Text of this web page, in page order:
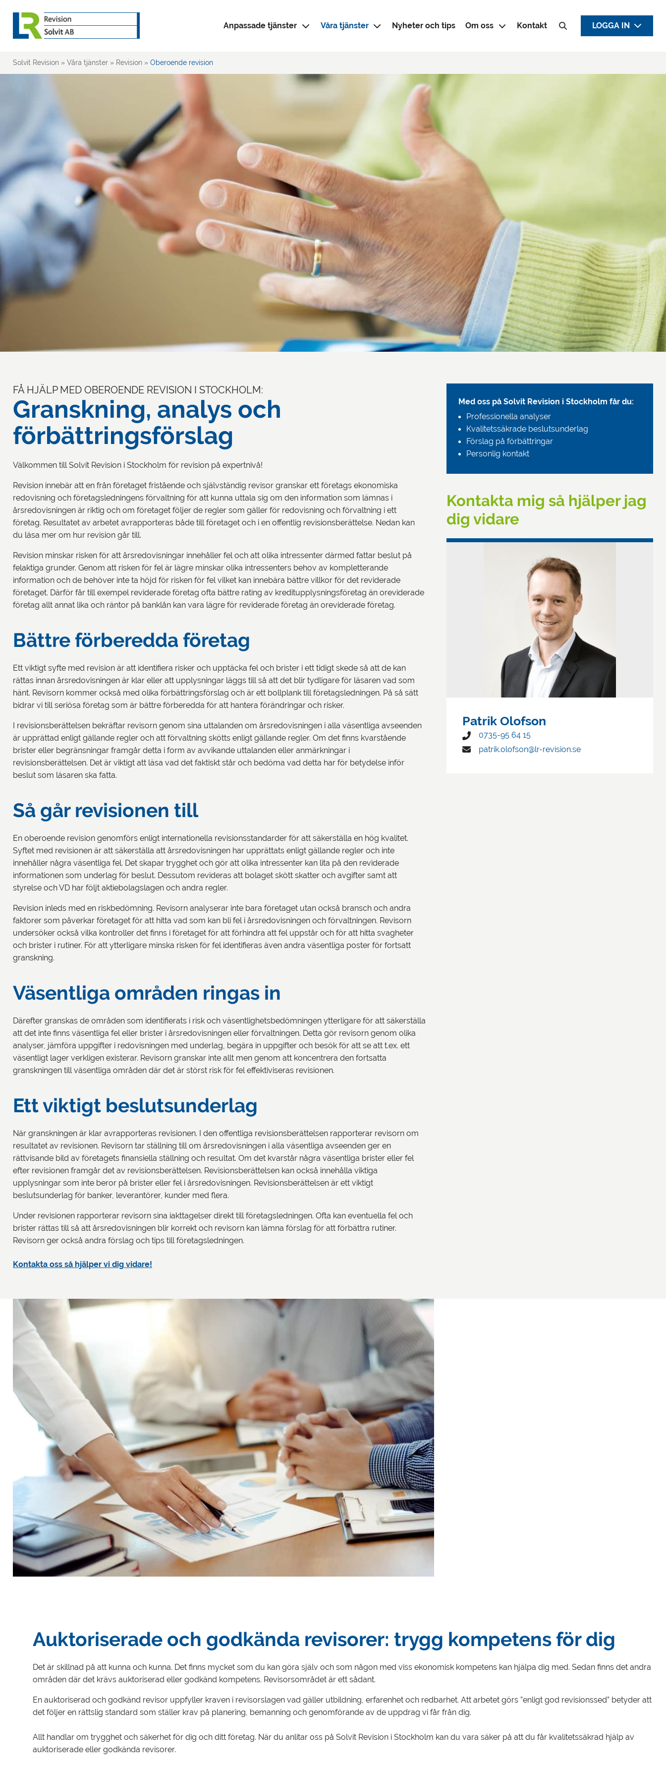
Anpassade tjänster Våra tjänster Nyheter och tips Om oss Kontakt
Sök efter:
LOGGA IN
Solvit Revision » Våra tjänster » Revision » Oberoende revision
FÅ HJÄLP MED OBEROENDE REVISION I STOCKHOLM:
Granskning, analys och
förbättringsförslag
Välkommen till Solvit Revision i Stockholm för revision på expertnivå!
Revision innebär att en från företaget fristående och självständig revisor granskar ett företags ekonomiska
redovisning och företagsledningens förvaltning för att kunna uttala sig om den information som lämnas i
årsredovisningen är riktig och om företaget följer de regler som gäller för redovisning och förvaltning i ett
företag. Resultatet av arbetet avrapporteras både till företaget och i en offentlig revisionsberättelse. Nedan kan
du läsa mer om hur revision går till.
Revision minskar risken för att årsredovisningar innehåller fel och att olika intressenter därmed fattar beslut på
felaktiga grunder. Genom att risken för fel är lägre minskar olika intressenters behov av kompletterande
information och de behöver inte ta höjd för risken för fel vilket kan innebära bättre villkor för det reviderade
företaget. Därför får till exempel reviderade företag ofta bättre rating av kreditupplysningsföretag än oreviderade
företag allt annat lika och räntor på banklån kan vara lägre för reviderade företag än oreviderade företag.
Bättre förberedda företag
Ett viktigt syfte med revision är att identifiera risker och upptäcka fel och brister i ett tidigt skede så att de kan
rättas innan årsredovisningen är klar eller att upplysningar läggs till så att det blir tydligare för läsaren vad som
hänt. Revisorn kommer också med olika förbättringsförslag och är ett bollplank till företagsledningen. På så sätt
bidrar vi till seriösa företag som är bättre förberedda för att hantera förändringar och risker.
I revisionsberättelsen bekräftar revisorn genom sina uttalanden om årsredovisningen i alla väsentliga avseenden
är upprättad enligt gällande regler och att förvaltning skötts enligt gällande regler. Om det finns kvarstående
brister eller begränsningar framgår detta i form av avvikande uttalanden eller anmärkningar i
revisionsberättelsen. Det är viktigt att läsa vad det faktiskt står och bedöma vad detta har för betydelse inför
beslut som läsaren ska fatta.
Så går revisionen till
En oberoende revision genomförs enligt internationella revisionsstandarder för att säkerställa en hög kvalitet.
Syftet med revisionen är att säkerställa att årsredovisningen har upprättats enligt gällande regler och inte
innehåller några väsentliga fel. Det skapar trygghet och gör att olika intressenter kan lita på den reviderade
informationen som underlag för beslut. Dessutom revideras att bolaget skött skatter och avgifter samt att
styrelse och VD har följt aktiebolagslagen och andra regler.
Revision inleds med en riskbedömning. Revisorn analyserar inte bara företaget utan också bransch och andra
faktorer som påverkar företaget för att hitta vad som kan bli fel i årsredovisningen och förvaltningen. Revisorn
undersöker också vilka kontroller det finns i företaget för att förhindra att fel uppstår och för att hitta svagheter
och brister i rutiner. För att ytterligare minska risken för fel identifieras även andra väsentliga poster för fortsatt
granskning.
Väsentliga områden ringas in
Därefter granskas de områden som identifierats i risk och väsentlighetsbedömningen ytterligare för att säkerställa
att det inte finns väsentliga fel eller brister i årsredovisningen eller förvaltningen. Detta gör revisorn genom olika
analyser, jämföra uppgifter i redovisningen med underlag, begära in uppgifter och besök för att se att t.ex. ett
väsentligt lager verkligen existerar. Revisorn granskar inte allt men genom att koncentrera den fortsatta
granskningen till väsentliga områden där det är störst risk för fel effektiviseras revisionen.
Ett viktigt beslutsunderlag
När granskningen är klar avrapporteras revisionen. I den offentliga revisionsberättelsen rapporterar revisorn om
resultatet av revisionen. Revisorn tar ställning till om årsredovisningen i alla väsentliga avseenden ger en
rättvisande bild av företagets finansiella ställning och resultat. Om det kvarstår några väsentliga brister eller fel
efter revisionen framgår det av revisionsberättelsen. Revisionsberättelsen kan också innehålla viktiga
upplysningar som inte beror på brister eller fel i årsredovisningen. Revisionsberättelsen är ett viktigt
beslutsunderlag för banker, leverantörer, kunder med flera.
Under revisionen rapporterar revisorn sina iakttagelser direkt till företagsledningen. Ofta kan eventuella fel och
brister rättas till så att årsredovisningen blir korrekt och revisorn kan lämna förslag för att förbättra rutiner.
Revisorn ger också andra förslag och tips till företagsledningen.
Kontakta oss så hjälper vi dig vidare!
Med oss på Solvit Revision i Stockholm får du:
Professionella analyser
Kvalitetssäkrade beslutsunderlag
Förslag på förbättringar
Personlig kontakt
Kontakta mig så hjälper jag
dig vidare
Patrik Olofson
0735-95 64 15
patrik.olofson@lr-revision.se
Auktoriserade och godkända revisorer: trygg kompetens för dig
Det är skillnad på att kunna och kunna. Det finns mycket som du kan göra själv och som någon med viss ekonomisk kompetens kan hjälpa dig med. Sedan finns det andra
områden där det krävs auktoriserad eller godkänd kompetens. Revisorsområdet är ett sådant.
En auktoriserad och godkänd revisor uppfyller kraven i revisorslagen vad gäller utbildning, erfarenhet och redbarhet. Att arbetet görs ”enligt god revisionssed” betyder att
det följer en rättslig standard som ställer krav på planering, bemanning och genomförande av de uppdrag vi får från dig.
Allt handlar om trygghet och säkerhet för dig och ditt företag. När du anlitar oss på Solvit Revision i Stockholm kan du vara säker på att du får kvalitetssäkrad hjälp av
auktoriserade eller godkända revisorer.